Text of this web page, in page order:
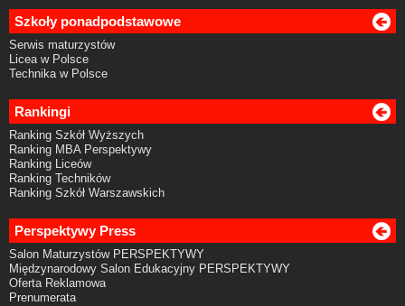
Szkoły ponadpodstawowe
Serwis maturzystów
Licea w Polsce
Technika w Polsce
Rankingi
Ranking Szkół Wyższych
Ranking MBA Perspektywy
Ranking Liceów
Ranking Techników
Ranking Szkół Warszawskich
Perspektywy Press
Salon Maturzystów PERSPEKTYWY
Międzynarodowy Salon Edukacyjny PERSPEKTYWY
Oferta Reklamowa
Prenumerata